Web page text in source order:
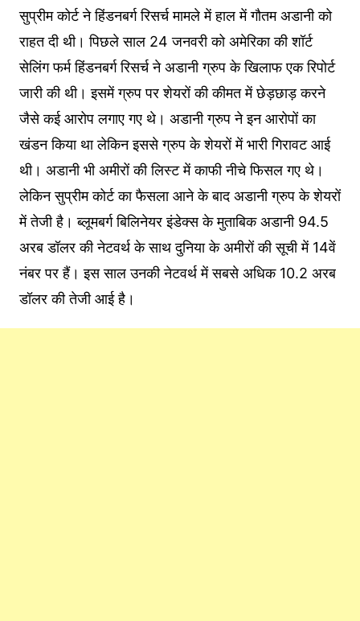
सुप्रीम कोर्ट ने हिंडनबर्ग रिसर्च मामले में हाल में गौतम अडानी को
राहत दी थी। पिछले साल 24 जनवरी को अमेरिका की शॉर्ट
सेलिंग फर्म हिंडनबर्ग रिसर्च ने अडानी ग्रुप के खिलाफ एक रिपोर्ट
जारी की थी। इसमें ग्रुप पर शेयरों की कीमत में छेड़छाड़ करने
जैसे कई आरोप लगाए गए थे। अडानी ग्रुप ने इन आरोपों का
खंडन किया था लेकिन इससे ग्रुप के शेयरों में भारी गिरावट आई
थी। अडानी भी अमीरों की लिस्ट में काफी नीचे फिसल गए थे।
लेकिन सुप्रीम कोर्ट का फैसला आने के बाद अडानी ग्रुप के शेयरों
में तेजी है। ब्लूमबर्ग बिलिनेयर इंडेक्स के मुताबिक अडानी 94.5
अरब डॉलर की नेटवर्थ के साथ दुनिया के अमीरों की सूची में 14वें
नंबर पर हैं। इस साल उनकी नेटवर्थ में सबसे अधिक 10.2 अरब
डॉलर की तेजी आई है।